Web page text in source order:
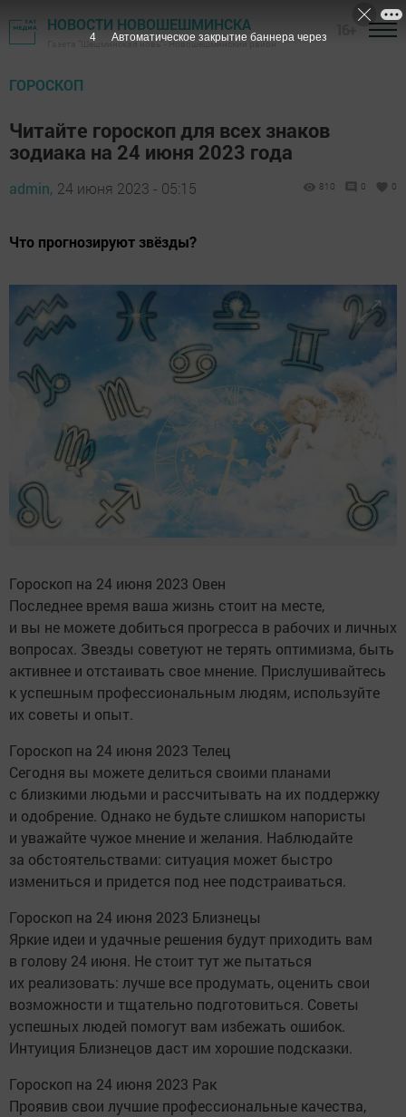
НОВОСТИ НОВОШЕШМИНСКА
Газета "Шешминская новь" - Новошешминский район
ГОРОСКОП
Читайте гороскоп для всех знаков
зодиака на 24 июня 2023 года
admin, 24 июня 2023 - 05:15 810 0 0
Что прогнозируют звёзды?
Гороскоп на 24 июня 2023 Овен
Последнее время ваша жизнь стоит на месте,
и вы не можете добиться прогресса в рабочих и личных
вопросах. Звезды советуют не терять оптимизма, быть
активнее и отстаивать свое мнение. Прислушивайтесь
к успешным профессиональным людям, используйте
их советы и опыт.
Гороскоп на 24 июня 2023 Телец
Сегодня вы можете делиться своими планами
с близкими людьми и рассчитывать на их поддержку
и одобрение. Однако не будьте слишком напористы
и уважайте чужое мнение и желания. Наблюдайте
за обстоятельствами: ситуация может быстро
измениться и придется под нее подстраиваться.
Гороскоп на 24 июня 2023 Близнецы
Яркие идеи и удачные решения будут приходить вам
в голову 24 июня. Не стоит тут же пытаться
их реализовать: лучше все продумать, оценить свои
возможности и тщательно подготовиться. Советы
успешных людей помогут вам избежать ошибок.
Интуиция Близнецов даст им хорошие подсказки.
Гороскоп на 24 июня 2023 Рак
Проявив свои лучшие профессиональные качества,
3 Автоматическое закрытие баннера через